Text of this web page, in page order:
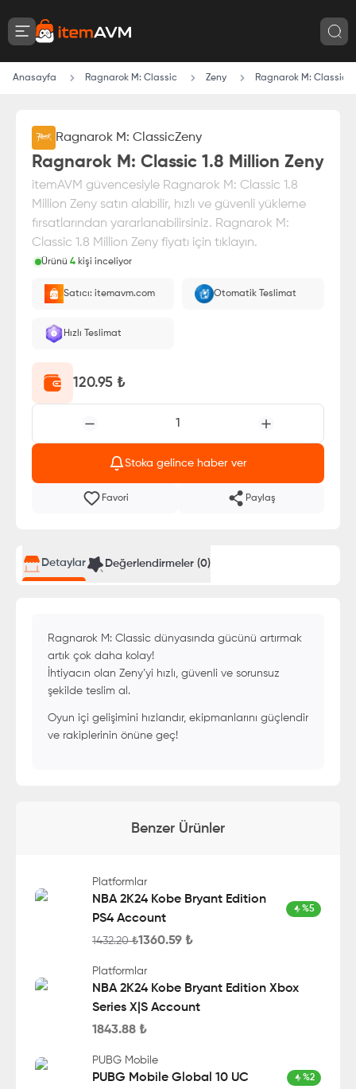
Anasayfa Ragnarok M: Classic Zeny Ragnarok M: Classic
Ragnarok M: ClassicZeny
Ragnarok M: Classic 1.8 Million Zeny
itemAVM güvencesiyle Ragnarok M: Classic 1.8
Million Zeny satın alabilir, hızlı ve güvenli yükleme
fırsatlarından yararlanabilirsiniz. Ragnarok M:
Classic 1.8 Million Zeny fiyatı için tıklayın.
Ürünü 4 kişi inceliyor
E-Pin olarak yüklenir.
Satıcı: itemavm.com Otomatik Teslimat
Hızlı Teslimat
120.95 ₺
1
Stoka gelince haber ver
Favori Paylaş
Detaylar Değerlendirmeler (0)
Ragnarok M: Classic dünyasında gücünü artırmak
artık çok daha kolay!
İhtiyacın olan Zeny’yi hızlı, güvenli ve sorunsuz
şekilde teslim al.
Oyun içi gelişimini hızlandır, ekipmanlarını güçlendir
ve rakiplerinin önüne geç!
Benzer Ürünler
Platformlar
NBA 2K24 Kobe Bryant Edition
PS4 Account
%5
1432.20₺1360.59 ₺
Platformlar
NBA 2K24 Kobe Bryant Edition Xbox
Series X|S Account
1843.88 ₺
PUBG Mobile
PUBG Mobile Global 10 UC %2